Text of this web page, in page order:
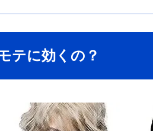
テに効くの？